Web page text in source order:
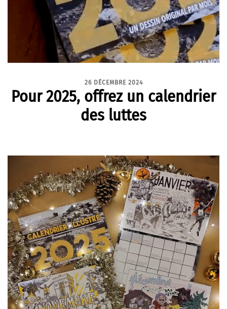
26 DÉCEMBRE 2024
Pour 2025, offrez un calendrier
des luttes